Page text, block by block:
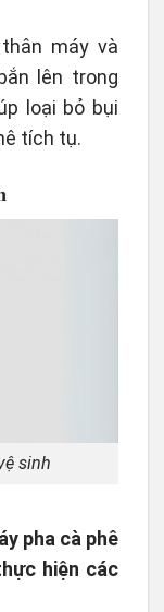
máy và
lên trong
loại bỏ bụi
tích tụ.
sinh
pha cà phê
hiện các